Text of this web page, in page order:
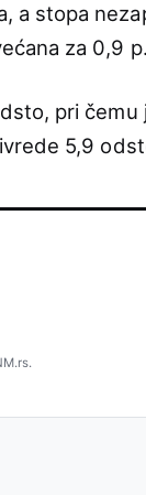
a stopa
za 0,9
pri čemu
5,9